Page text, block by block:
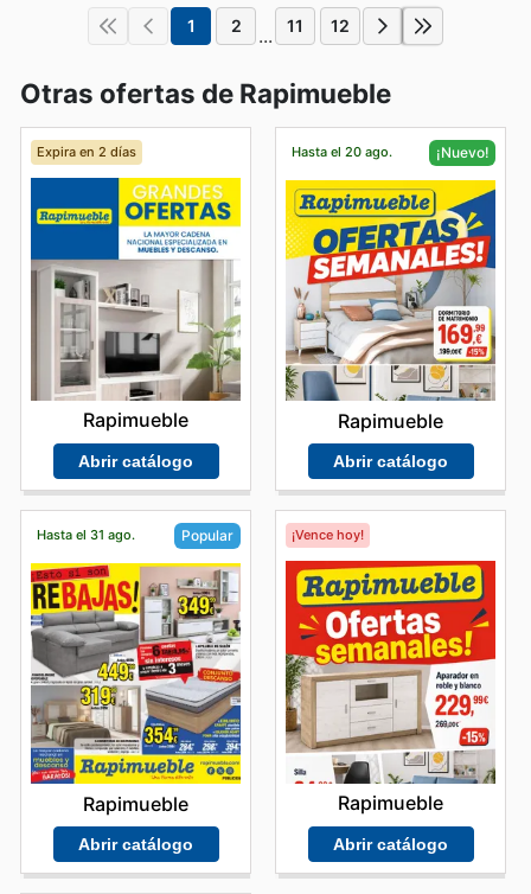
1 2 ... 11 12
Otras ofertas de Rapimueble
Expira en 2 días
Rapimueble
Abrir catálogo
Hasta el 20 ago. ¡Nuevo!
Rapimueble
Abrir catálogo
Hasta el 31 ago. Popular
Rapimueble
Abrir catálogo
¡Vence hoy!
Rapimueble
Abrir catálogo